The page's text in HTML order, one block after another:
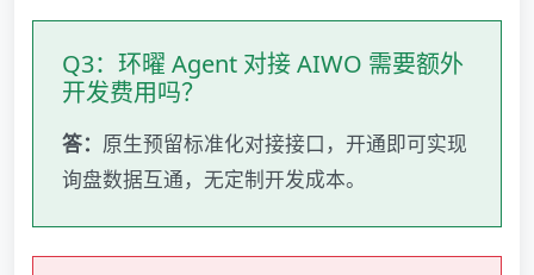
Q3：环曜 Agent 对接 AIWO 需要额外
开发费用吗？
答： 原生预留标准化对接接口，开通即可实现
询盘数据互通，无定制开发成本。